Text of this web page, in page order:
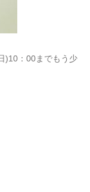
)10：00までもう少